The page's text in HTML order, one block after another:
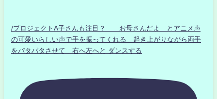
/プロジェクトA子さんも注目？ お母さんだよ とアニメ声
の可愛いらしい声で手を振ってくれる 起き上がりながら両手
をパタパタさせて 右へ左へと ダンスする